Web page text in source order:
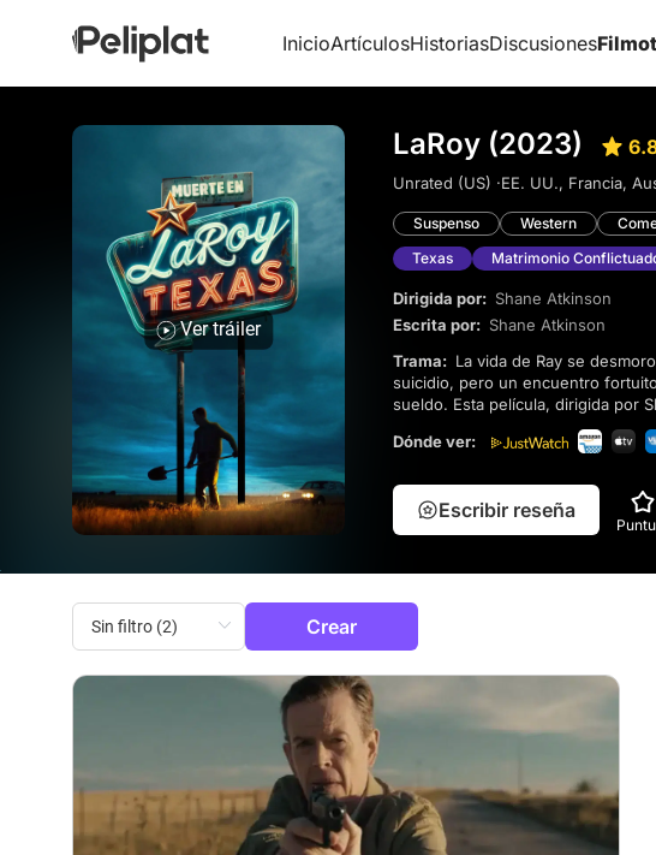
InicioArtículosHistoriasDiscusiones
Ver tráiler
LaRoy (2023)
Unrated (US) ·EE. UU., Francia,
Suspenso Western
Texas
Matrimonio
Dirigida por: Shane Atkinson
Escrita por: Shane Atkinson
Trama:
suicidio, pero un encuentro
sueldo. Esta película, dirigida por
que invita al espectador a
Dónde ver:
Escribir reseña
Crear
# Film Noir # Película de carretera # Acción